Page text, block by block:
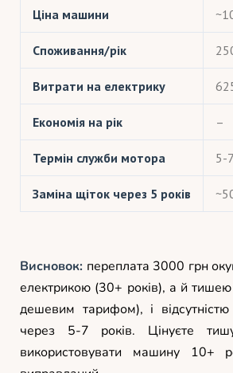
Ціна машини
Споживання/рік
Витрати на електрику
Економія на рік –
Термін служби мотора 5-
Заміна щіток через 5 років
Висновок: переплата 3000 грн
електрикою (30+ років), а й
дешевим тарифом), і
через 5-7 років. Цінуєте
використовувати машину 10+